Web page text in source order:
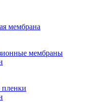
мембрана
мембраны